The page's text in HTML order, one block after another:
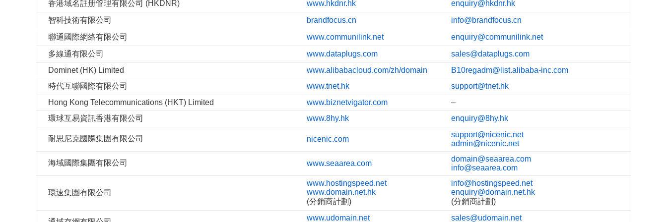
香港域名註册管理有限公司 (HKDNR) www.hkdnr.hk
enquiry@hkdnr.hk
智科技術有限公司
brandfocus.cn
info@brandfocus.cn
聯通國際網絡有限公司
www.communilink.net
enquiry@communilink.net
多線通有限公司
www.dataplugs.com
sales@dataplugs.com
Dominet (HK) Limited
www.alibabacloud.com/zh/domain
B10regadm@list.alibaba-inc.com
時代互聯國際有限公司
www.tnet.hk
support@tnet.hk
Hong Kong Telecommunications (HKT) Limited
www.biznetvigator.com
–
環球互易資訊香港有限公司
www.8hy.hk enquiry@8hy.hk
耐思尼克國際集團有限公司 nicenic.com
support@nicenic.net
admin@nicenic.net
海域國際集團有限公司 www.seaarea.com
domain@seaarea.com
info@seaarea.com
環速集團有限公司
www.hostingspeed.net
www.domain.net.hk
(分銷商計劃)
info@hostingspeed.net
enquiry@domain.net.hk
(分銷商計劃)
www.udomain.net sales@udomain.net